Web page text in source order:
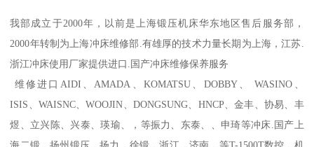
我部成立于2000年，以前是上海锻压机床华东地区售后服务部，
2000年转制为上海冲床维修部.有雄厚的技术力量长期为上海，江苏.
浙江冲床使用厂家提供进口.国产冲床维修保养服务
维修进口AIDI、AMADA、KOMATSU、DOBBY、 WASINO、
ISIS、WAISNC、WOOJIN、DONGSUNG、HNCP、金丰、协易、丰
煜、立兴陈、兴泰、瑛瑜、，等振力、东泰、、申琦等冲床.国产上
海二锻，扬州锻压，扬力，徐锻，浙江，济南，等T-1500T数控，机